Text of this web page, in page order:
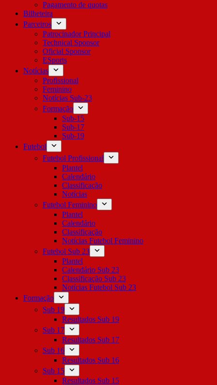
Pagamento de quotas
Bilheteira
Parceiros
Patrocinador Principal
Technical Sponsor
Oficial Sponsor
ESports
Notícias
Profissional
Feminino
Notícias Sub-23
Formação
Sub-15
Sub-17
Sub-19
Futebol
Futebol Profissional
Plantel
Calendário
Classificação
Notícias
Futebol Feminino
Plantel
Calendário
Classificação
Notícias Futebol Feminino
Futebol Sub 23
Plantel
Calendário Sub 23
Classificação Sub 23
Notícias Futebol Sub 23
Formação
Sub 19
Resultados Sub 19
Sub 17
Resultados Sub 17
Sub 16
Resultados Sub 16
Sub 15
Resultados Sub 15